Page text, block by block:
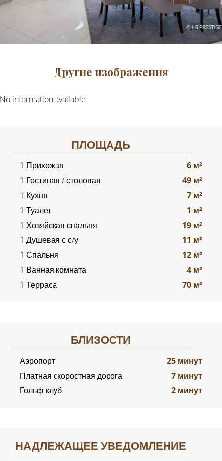
Другие изображения
No information available
ПЛОЩАДЬ
1 Прихожая
6 м²
1 Гостиная / столовая
49 м²
1 Кухня
7 м²
1 Туалет
1 м²
1 Хозяйская спальня
19 м²
1 Душевая с с/у
11 м²
1 Спальня
12 м²
1 Ванная комната
4 м²
1 Терраса
70 м²
БЛИЗОСТИ
Аэропорт
25 минут
Платная скоростная дорога
7 минут
Гольф-клуб
2 минут
НАДЛЕЖАЩЕЕ УВЕДОМЛЕНИЕ